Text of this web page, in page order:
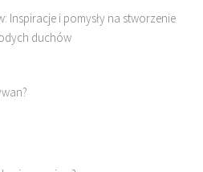
Inspiracje i pomysły na stworzenie
duchów